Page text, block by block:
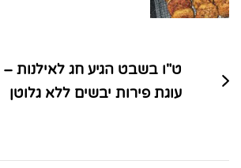
ט"ו בשבט הגיע חג לאילנות –
עוגת פירות יבשים ללא גלוטן